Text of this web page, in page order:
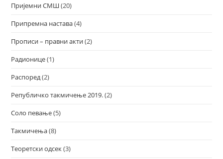
Пријемни СМШ(20)
Припремна настава(4)
Прописи – правни акти(2)
Радионице(1)
Распоред(2)
Републичко такмичење 2019.(2)
Соло певање(5)
Такмичења(8)
Теоретски одсек (3)